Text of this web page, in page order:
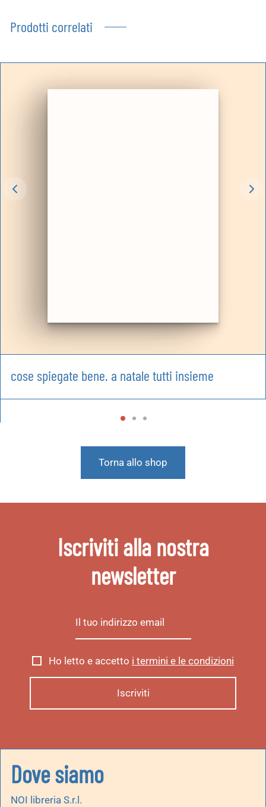
Prodotti correlati
cose spiegate bene. a natale tutti insieme
Torna allo shop
Iscriviti alla nostra
newsletter
Ho letto e accetto i termini e le condizioni
Dove siamo
NOI libreria S.r.l.